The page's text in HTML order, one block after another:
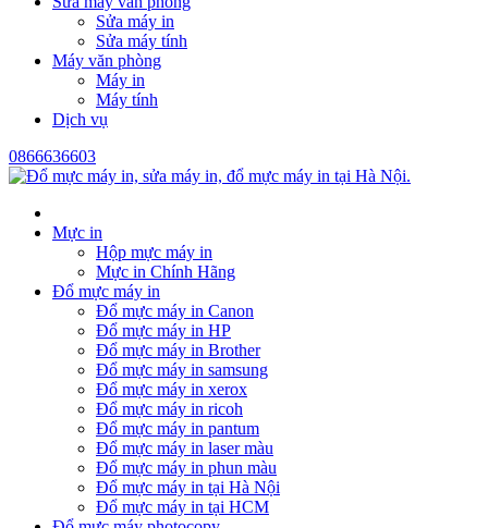
Sửa máy in
Sửa máy tính
Máy văn phòng
Máy in
Máy tính
Dịch vụ
0866636603
Mực in
Hộp mực máy in
Mực in Chính Hãng
Đổ mực máy in
Đổ mực máy in Canon
Đổ mực máy in HP
Đổ mực máy in Brother
Đổ mực máy in samsung
Đổ mực máy in xerox
Đổ mực máy in ricoh
Đổ mực máy in pantum
Đổ mực máy in laser màu
Đổ mực máy in phun màu
Đổ mực máy in tại Hà Nội
Đổ mực máy in tại HCM